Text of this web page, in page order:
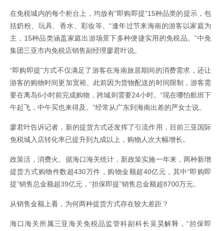
在免税城内的每个柜台上，均放有“即购即提”15种品类的提示，包
括奶粉、玩具、香水、彩妆等。“逢年过节来海南的游客以家庭为
主，15种品类涵盖家庭出游场景下多种便捷实用的免税品。”中免
集团三亚市内免税店销售副经理廖君叶说。
“即购即提”方式不仅满足了游客在海南旅居期间的消费需求，还让
游客的购物时间更加宽裕。此前因为货物配送的时间限制，游客需
要在离岛6小时前完成购物，跨城则需要24小时。“现在哪怕航班下
午起飞，中午买也来得及。”经常从广东到海南出差的严女士说。
廖君叶告诉记者，新的提货方式还发挥了引流作用，目前三亚国际
免税城入店转化率已提升到九成以上，购物人次大幅增长。
政策活，消费火。据海口海关统计，新政策实施一年来，两种新增
提货方式购物件数超430万件，购物金额超40亿元，其中“即购即
提”销售总金额超39亿元，“担保即提”销售总金额超8700万元。
从销售金额上看，为何两种提货方式存在较大差距？
海口海关所属三亚海关免税品监管科副科长吴昊解释，“担保即